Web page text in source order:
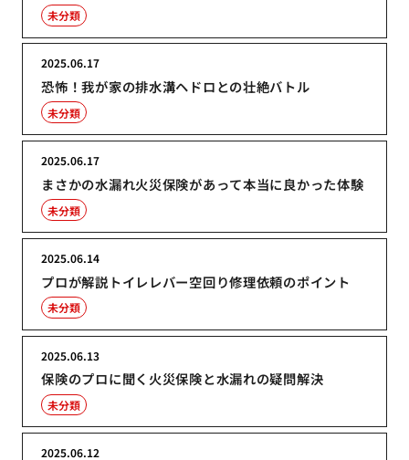
未分類
恐怖！我が家の排水溝ヘドロとの壮絶バトル
2025.06.17
未分類
まさかの水漏れ火災保険があって本当に良かった体験
2025.06.17
未分類
プロが解説トイレレバー空回り修理依頼のポイント
2025.06.14
未分類
保険のプロに聞く火災保険と水漏れの疑問解決
2025.06.13
未分類
2025.06.12